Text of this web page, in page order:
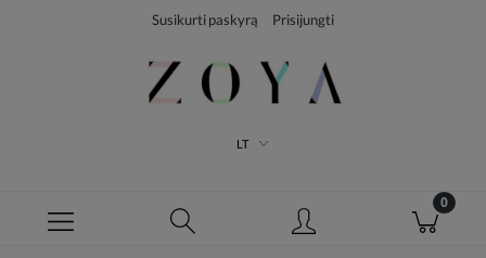
Susikurti paskyrą Prisijungti
LT